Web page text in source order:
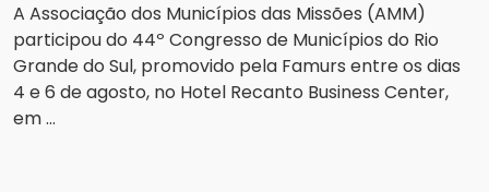
A Associação dos Municípios das Missões (AMM)
participou do 44º Congresso de Municípios do Rio
Grande do Sul, promovido pela Famurs entre os dias
4 e 6 de agosto, no Hotel Recanto Business Center,
em ...